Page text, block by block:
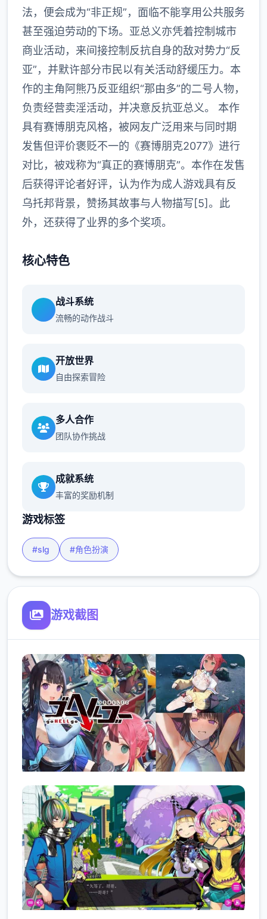
法，便会成为“非正规”，面临不能享用公共服务
甚至强迫劳动的下场。亚总义亦凭着控制城市
商业活动，来间接控制反抗自身的敌对势力“反
亚”，并默许部分市民以有关活动舒缓压力。本
作的主角阿熊乃反亚组织“那由多”的二号人物，
负责经营卖淫活动，并决意反抗亚总义。 本作
具有赛博朋克风格，被网友广泛用来与同时期
发售但评价褒贬不一的《赛博朋克2077》进行
对比，被戏称为“真正的赛博朋克”。本作在发售
后获得评论者好评，认为作为成人游戏具有反
乌托邦背景，赞扬其故事与人物描写[5]。此
外，还获得了业界的多个奖项。
核心特色
战斗系统
流畅的动作战斗
开放世界
自由探索冒险
多人合作
团队协作挑战
成就系统
丰富的奖励机制
游戏标签
#slg #角色扮演
游戏截图